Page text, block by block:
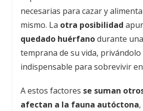
necesarias para cazar y
mismo. La otra posibilidad
quedado huérfanodurante
temprana de su vida,
indispensable para sobrevivir
A estos factores se suman
afectan a la fauna autóctona